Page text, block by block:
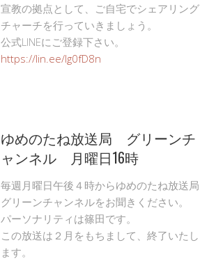
宣教の拠点として、ご自宅でシェアリング
チャーチを行っていきましょう。
公式LINEにご登録下さい。
https://lin.ee/Ig0fD8n
ゆめのたね放送局 グリーンチ
ャンネル 月曜日16時
毎週月曜日午後４時からゆめのたね放送局
グリーンチャンネルをお聞きください。
パーソナリティは篠田です。
この放送は２月をもちまして、終了いたし
ます。